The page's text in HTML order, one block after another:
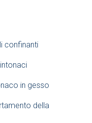
confinanti​
in gesso
della